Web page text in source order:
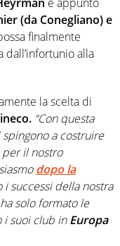
(da Conegliano) e
finalmente
dall’infortunio alla
la scelta di
“Con questa
a costruire
il nostro
dopo la
successi della nostra
solo formato le
i suoi club inEuropa